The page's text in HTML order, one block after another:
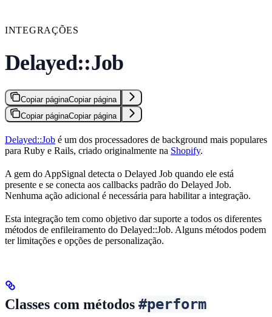
INTEGRAÇÕES
Delayed::Job
Copiar páginaCopiar página
Copiar páginaCopiar página
Delayed::Job é um dos processadores de background mais populares
para Ruby e Rails, criado originalmente na Shopify.
A gem do AppSignal detecta o Delayed Job quando ele está
presente e se conecta aos callbacks padrão do Delayed Job.
Nenhuma ação adicional é necessária para habilitar a integração.
Esta integração tem como objetivo dar suporte a todos os diferentes
métodos de enfileiramento do Delayed::Job. Alguns métodos podem
ter limitações e opções de personalização.
Classes com métodos #perform